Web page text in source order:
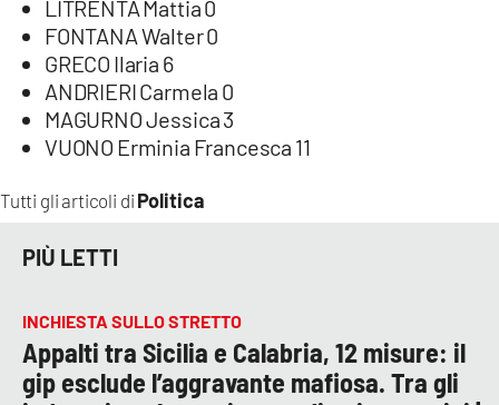
Tutti gli articoli di Politica
LITRENTA Mattia 0
FONTANA Walter 0
GRECO Ilaria 6
ANDRIERI Carmela 0
MAGURNO Jessica 3
VUONO Erminia Francesca 11
PIÙ LETTI
INCHIESTA SULLO STRETTO
Appalti tra Sicilia e Calabria, 12 misure: il
gip esclude l’aggravante mafiosa. Tra gli